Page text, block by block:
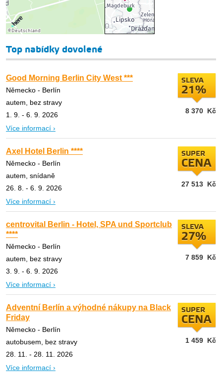
Top nabídky dovolené
Good Morning Berlin City West ***
Německo - Berlín
autem, bez stravy
1. 9. - 6. 9. 2026
Více informací ›
SLEVA
21%
8 370 Kč
Axel Hotel Berlin ****
Německo - Berlín
autem, snídaně
26. 8. - 6. 9. 2026
Více informací ›
SUPER
CENA
27 513 Kč
centrovital Berlin - Hotel, SPA und Sportclub
****
Německo - Berlín
autem, bez stravy
3. 9. - 6. 9. 2026
Více informací ›
SLEVA
27%
7 859 Kč
Adventní Berlín a výhodné nákupy na Black
Friday
Německo - Berlín
autobusem, bez stravy
28. 11. - 28. 11. 2026
Více informací ›
SUPER
CENA
1 459 Kč